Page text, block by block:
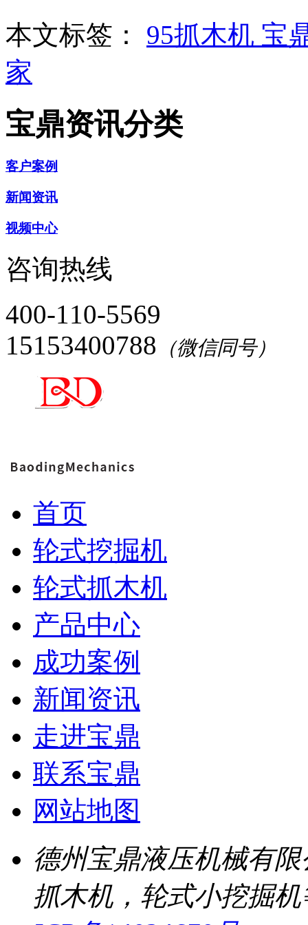
本文标签： 95抓木机 宝
家
宝鼎资讯分类
客户案例
新闻资讯
视频中心
咨询热线
400-110-5569
15153400788 （微信同号）
首页
轮式挖掘机
轮式抓木机
产品中心
成功案例
新闻资讯
走进宝鼎
联系宝鼎
网站地图
德州宝鼎液压机械有
抓木机，轮式小挖掘